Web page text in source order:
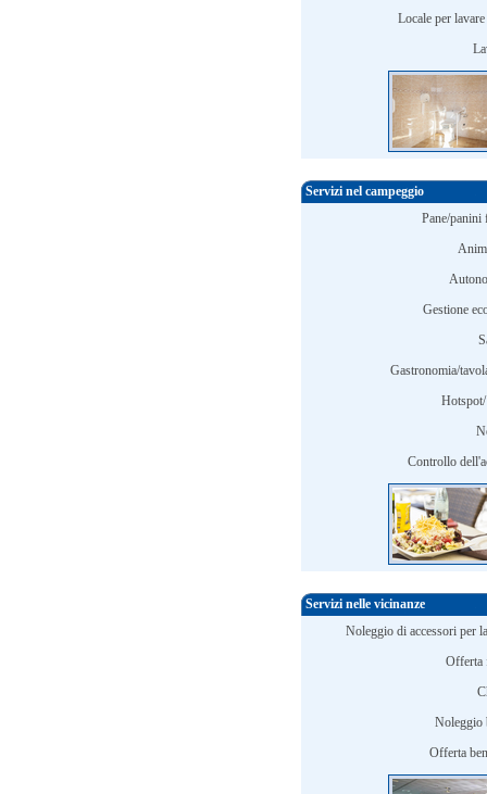
Locale per
Servizi nel campeggio
Pane/panini
Gestione
Gastronomia/
Controllo
Servizi nelle vicinanze
Noleggio di accessori per
Offerta
Noleggio
Offerta